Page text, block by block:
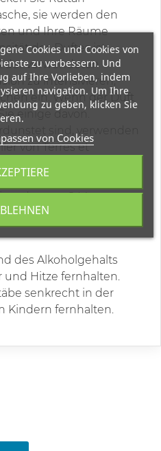
sie werden den
und Ihre Räume
des Duftes ist
der verwendeten
zu intensivieren,
ein. Wenn der Duft
einige davon.
von Terres et
und 8
~ 8 Monate.
des Alkoholgehalts
Hitze fernhalten.
senkrecht in der
Kindern fernhalten.
Cookies und Cookies von
zu verbessern. Und
auf Ihre Vorlieben, indem
navigation. Um Ihre
zu geben, klicken Sie
von Cookies